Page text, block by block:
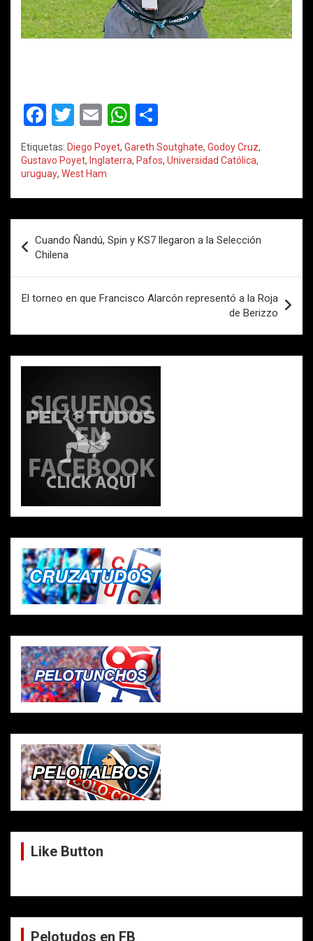
F
a
ce
b
o
o
k
T
wi
tt
er
E
m
ail
W
at
A
p
p
o
m
ar
tir
Etiquetas: Diego Poyet, Gareth Soutghate, Godoy Cruz,
Gustavo Poyet, Inglaterra, Pafos, Universidad Católica,
uruguay, West Ham
de
entradas
Cuando Ñandú, Spin y KS7 llegaron a la Selección
Chilena
El torneo en que Francisco Alarcón representó a la Roja
de Berizzo
Like Button
Pelotudos en FB